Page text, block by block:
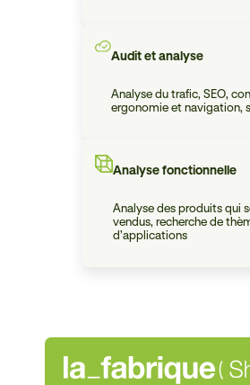
Audit et analyse
Analyse du trafic, SEO,
ergonomie et navigation,
Analyse fonctionnelle
Analyse des produits qui
vendus, recherche de
d’applications